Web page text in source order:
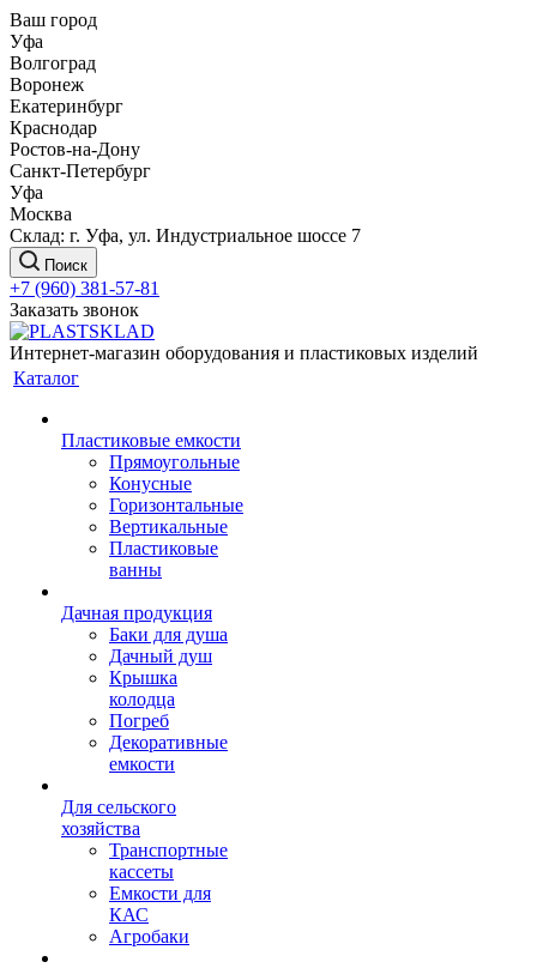
Ваш город
Уфа
Волгоград
Воронеж
Екатеринбург
Краснодар
Ростов-на-Дону
Санкт-Петербург
Уфа
Москва
Склад: г. Уфа, ул. Индустриальное шоссе 7
Поиск
+7 (960) 381-57-81
Заказать звонок
Интернет-магазин оборудования и пластиковых изделий
Каталог
Пластиковые емкости
Прямоугольные
Конусные
Горизонтальные
Вертикальные
Пластиковые
ванны
Дачная продукция
Баки для душа
Дачный душ
Крышка
колодца
Погреб
Декоративные
емкости
Для сельского
хозяйства
Транспортные
кассеты
Емкости для
КАС
Агробаки